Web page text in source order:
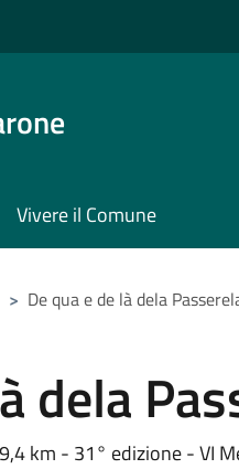
Vivere il Comune
> De qua e de là dela
dela
km - 31° edizione - VI